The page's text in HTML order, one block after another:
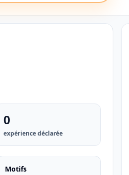
0
expérience déclarée
Motifs